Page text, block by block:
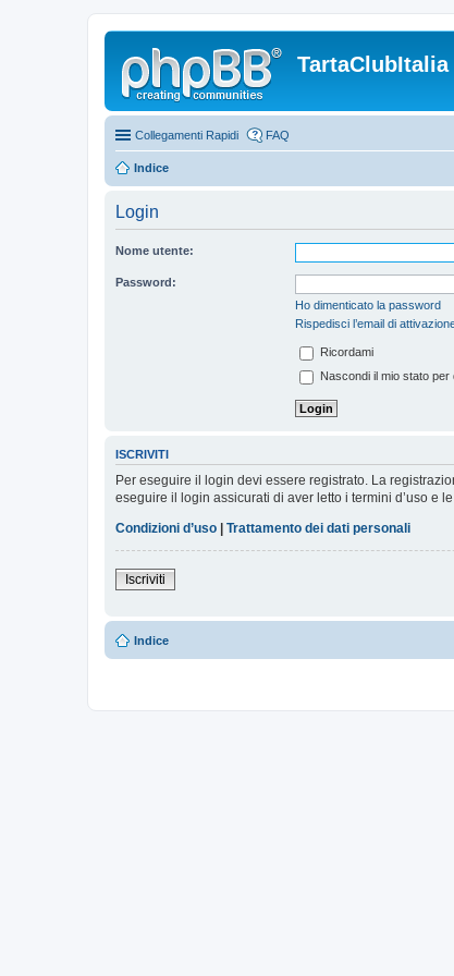
TartaClubItalia
Collegamenti Rapidi FAQ
Indice
Login
Nome utente:
Password:
Ho dimenticato la password
Rispedisci l’email di
Ricordami
Nascondi il mio stato
ISCRIVITI
Per eseguire il login devi essere registrato. La
eseguire il login assicurati di aver letto i termini d’uso e
Condizioni d’uso | Trattamento dei dati personali
Iscriviti
Indice